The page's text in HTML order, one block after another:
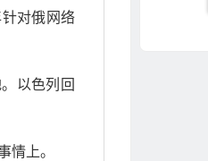
对俄网络
以色列回
情上。